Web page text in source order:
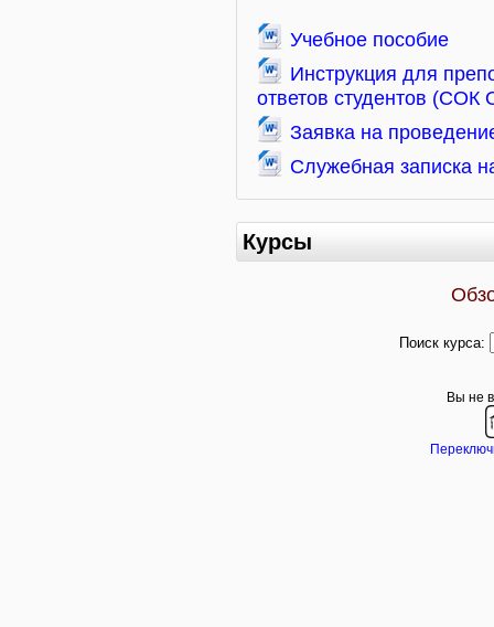
Учебное пособие
Инструкция для
ответов студентов (СОК
Заявка на
Служебная записка
Курсы
Поиск курса:
Вы не